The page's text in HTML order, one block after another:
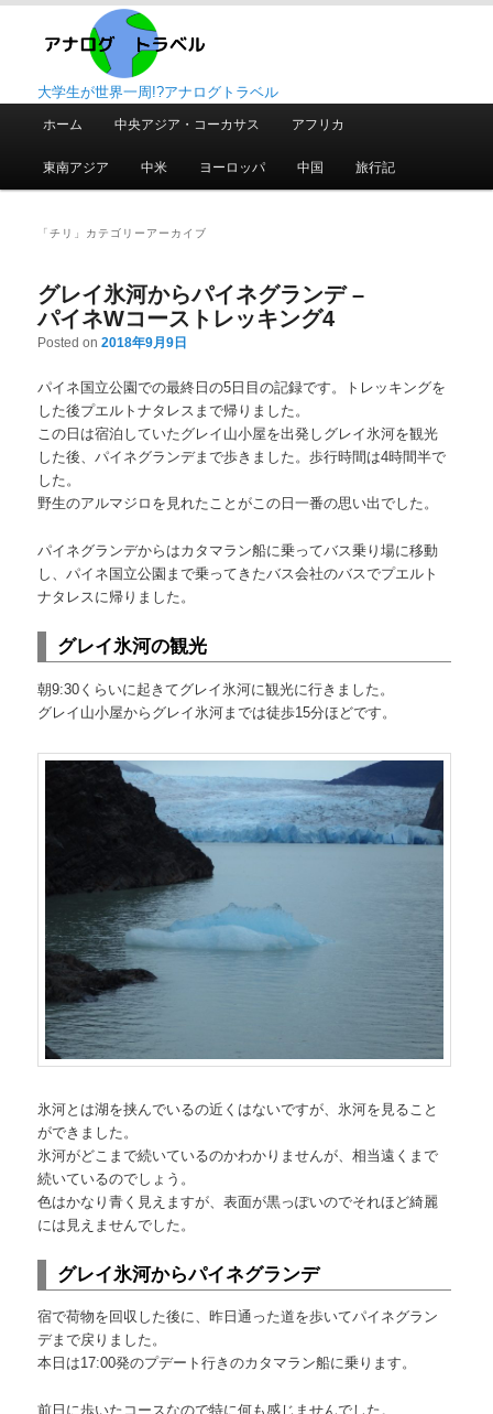
大学生が世界一周!?アナログトラベル
メ
イ
ン
ン
ツ
へ
移
動
サ
ブ
テ
ツ
へ
移
動
ホーム 中央アジア・コーカサス アフリカ
東南アジア 中米 ヨーロッパ 中国 旅行記
「チリ 」カテゴリーアーカイブ
グレイ氷河からパイネグランデ –
パイネWコーストレッキング4
Posted on 2018年9月9日
パイネ国立公園での最終日の5日目の記録です。トレッキングを
した後プエルトナタレスまで帰りました。
この日は宿泊していたグレイ山小屋を出発しグレイ氷河を観光
した後、パイネグランデまで歩きました。歩行時間は4時間半で
した。
野生のアルマジロを見れたことがこの日一番の思い出でした。
パイネグランデからはカタマラン船に乗ってバス乗り場に移動
し、パイネ国立公園まで乗ってきたバス会社のバスでプエルト
ナタレスに帰りました。
グレイ氷河の観光
朝9:30くらいに起きてグレイ氷河に観光に行きました。
グレイ山小屋からグレイ氷河までは徒歩15分ほどです。
氷河とは湖を挟んでいるの近くはないですが、氷河を見ること
ができました。
氷河がどこまで続いているのかわかりませんが、相当遠くまで
続いているのでしょう。
色はかなり青く見えますが、表面が黒っぽいのでそれほど綺麗
には見えませんでした。
グレイ氷河からパイネグランデ
宿で荷物を回収した後に、昨日通った道を歩いてパイネグラン
デまで戻りました。
本日は17:00発のプデート行きのカタマラン船に乗ります。
前日に歩いたコースなので特に何も感じませんでした。